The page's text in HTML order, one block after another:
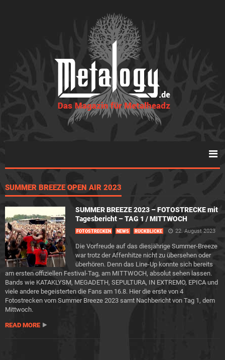
SUMMER BREEZE OPEN AIR 2023
SUMMER BREEZE 2023 – FOTOSTRECKE mit
Tagesbericht – TAG 1 / MITTWOCH
FOTOSTRECKEN NEWS RÜCKBLICKE 22. August 2023
Die Vorfreude auf das diesjährige Summer-Breeze
war trotz der Affenhitze nicht zu übersehen oder
überhören. Denn das Line-Up konnte sich bereits
am ersten offiziellen Festival-Tag, am MITTWOCH, absolut sehen lassen.
Bands wie KATAKLYSM, MEGADETH, SEPULTURA, IN EXTREMO, EPICA und
viele andere begeisterten die Fans am 16.8. Hier die erste von 4
Fotostrecken vom Summer Breeze 2023 samt Nachbericht von Tag 1, dem
Mittwoch.
READ MORE